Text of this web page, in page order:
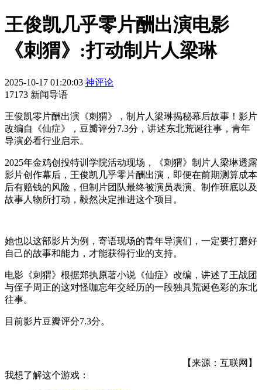
王俊凯几乎零片酬出演电影
《刺猬》:打动制片人梁琳
2025-10-17 01:20:03 神评论
17173 新闻导语
王俊凯零片酬出演《刺猬》，制片人梁琳揭秘幕后故事！影片
改编自《仙症》，豆瓣评分7.3分，讲述东北荒诞往事，青年
导演必看行业启示。
2025年金鸡创投特训学院活动现场，《刺猬》制片人梁琳透露
影片创作幕后，王俊凯几乎零片酬出演，即便在前期测算成本
后有赔钱的风险，但制片团队最终被演员表演、制作班底以及
故事人物所打动，毅然决定推进这个项目。
她也以这部影片为例，寄语现场的青年导演们，一定要打磨好
自己的故事和能力，才能获得行业的支持。
电影《刺猬》根据郑执原著小说《仙症》改编，讲述了王战团
与侄子周正的这对怪咖忘年交经历的一段独具荒诞色彩的东北
往事。
目前影片豆瓣评分7.3分。
【来源：互联网】
我想了解这个游戏：